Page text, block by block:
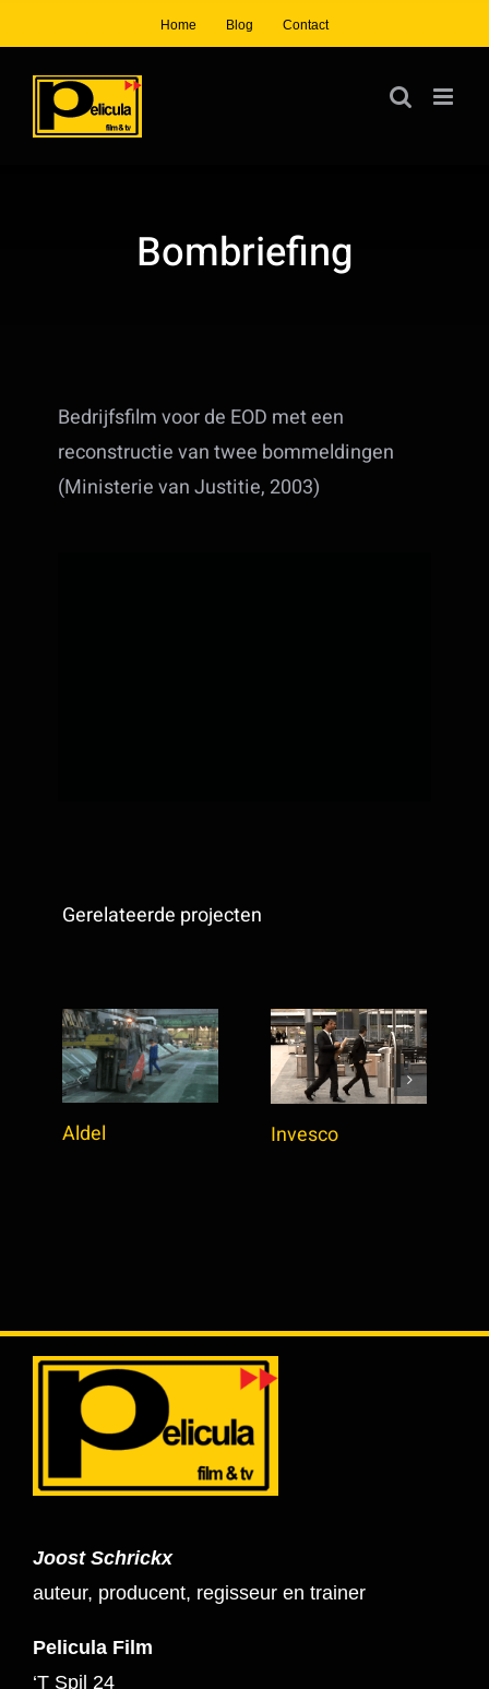
naar
inhoud
Home Blog Contact
Bombriefing
Bedrijfsfilm voor de EOD met een
reconstructie van twee bommeldingen
(Ministerie van Justitie, 2003)
Gerelateerde projecten
Aldel Invesco
Joost Schrickx
auteur, producent, regisseur en trainer
Pelicula Film
‘T Spil 24